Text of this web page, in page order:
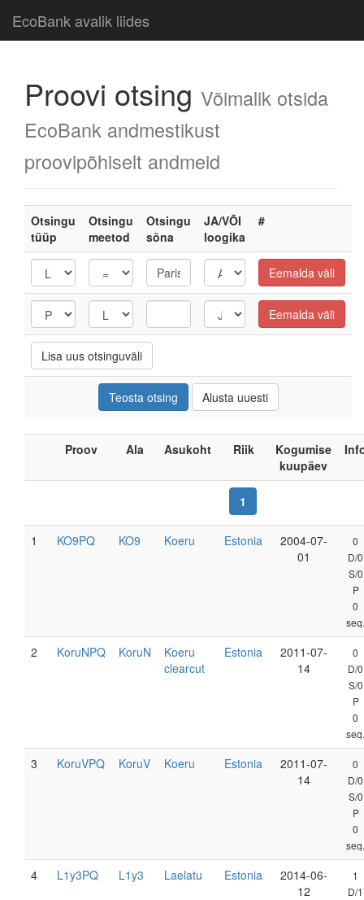
EcoBank avalik liides
Proovi otsing Võimalik otsida
EcoBank andmestikust
proovipõhiselt andmeid
Otsingu
tüüp
Otsingu
meetod
Otsingu
sõna
JA/VÕI
loogika
#
Proov Ala Asukoht Riik
Kogumise
kuupäev
1
1 KO9PQ KO9 Koeru Estonia
2004-07-
01
0
D/0
S/0
P
0
seq.
2 KoruNPQ KoruN
Koeru
clearcut
Estonia
2011-07-
14
0
D/0
S/0
P
0
seq.
3 KoruVPQ KoruV Koeru Estonia
2011-07-
14
0
D/0
S/0
P
0
seq.
4 L1y3PQ L1y3 Laelatu Estonia
2014-06-
12
1
D/1